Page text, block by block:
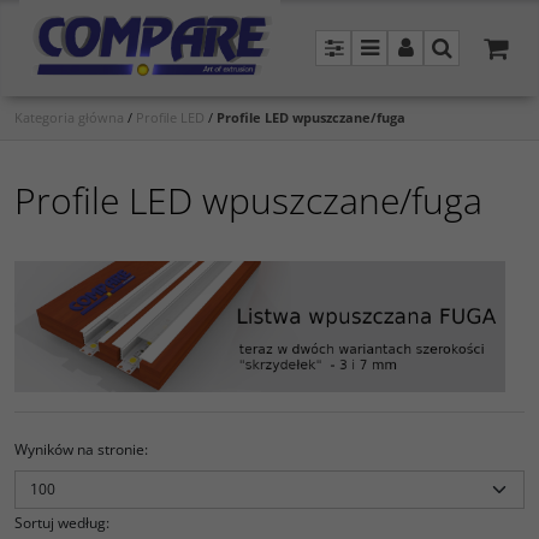
PanelMenuPanelSzukaj
Kategoria główna / Profile LED / Profile LED wpuszczane/fuga
Profile LED wpuszczane/fuga
Wyników na stronie:
Sortuj według: